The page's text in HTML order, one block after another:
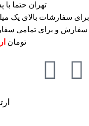
تهران حتما با
برای سفارشات بالای یک
تومان